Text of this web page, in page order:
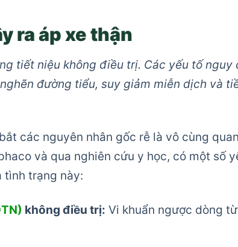
ra áp xe thận
tiết niệu không điều trị. Các yếu tố nguy
đường tiểu, suy giảm miễn dịch và
các nguyên nhân gốc rễ là vô cùng
và qua nghiên cứu y học, có một số
tình trạng này:
không điều trị: Vi khuẩn ngược dòng từ